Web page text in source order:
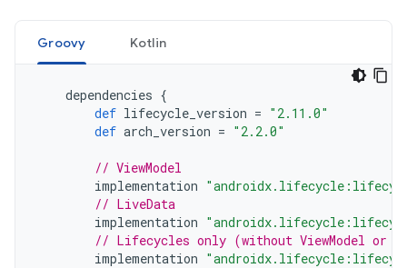
Groovy Kotlin
dependencies {
def lifecycle_version = "2.11.0"
def arch_version = "2.2.0"
// ViewModel
implementation
// LiveData
implementation
// Lifecycles only (without ViewModel or
implementation